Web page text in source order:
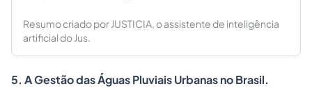
Resumo criado por JUSTICIA, o assistente de inteligência
artificial do Jus.
5. A Gestão das Águas Pluviais Urbanas no Brasil.